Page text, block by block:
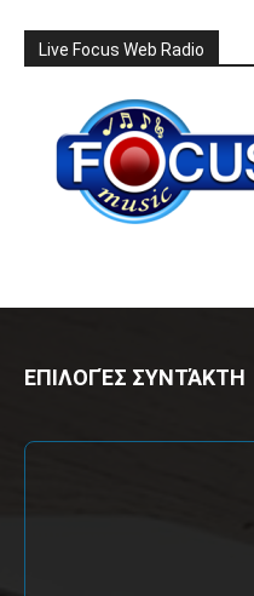
Live Focus Web Radio
ΕΠΙΛΟΓΈΣ ΣΥΝΤΆΚΤΗ